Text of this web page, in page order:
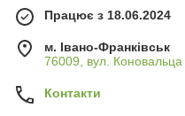
Працює з 18.06.2024
м. Івано-Франківськ
76009, вул. Коновальца
Контакти